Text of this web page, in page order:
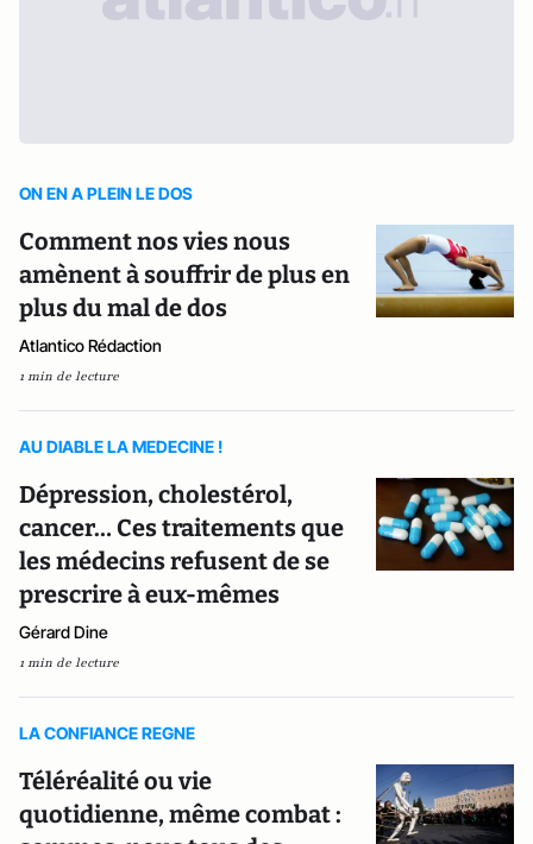
ON EN A PLEIN LE DOS
Comment nos vies nous
amènent à souffrir de plus en
plus du mal de dos
Atlantico Rédaction
1 min de lecture
AU DIABLE LA MEDECINE !
Dépression, cholestérol,
cancer… Ces traitements que
les médecins refusent de se
prescrire à eux-mêmes
Gérard Dine
1 min de lecture
LA CONFIANCE REGNE
Téléréalité ou vie
quotidienne, même combat :